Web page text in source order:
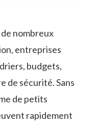
nombreux
entreprises
budgets,
de sécurité. Sans
de petits
rapidement